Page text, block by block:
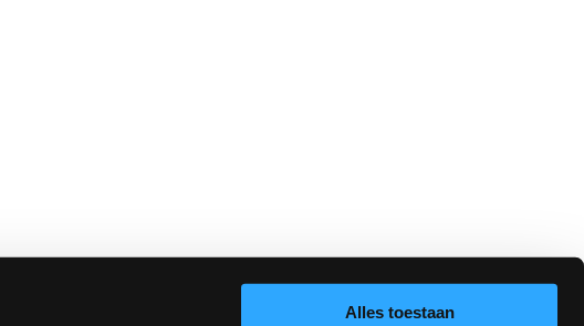
Alles toestaan